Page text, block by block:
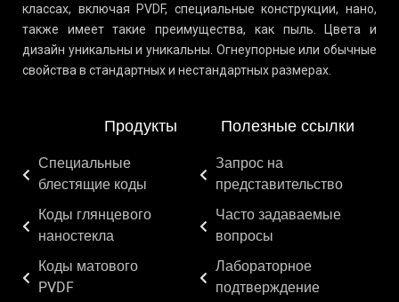
классах, включая PVDF, специальные конструкции, нано,
также имеет такие преимущества, как пыль. Цвета и
дизайн уникальны и уникальны. Огнеупорные или обычные
свойства в стандартных и нестандартных размерах.
Продукты
Специальные
блестящие коды
Коды глянцевого
наностекла
Коды матового
PVDF
Полезные ссылки
Запрос на
представительство
Часто задаваемые
вопросы
Лабораторное
подтверждение